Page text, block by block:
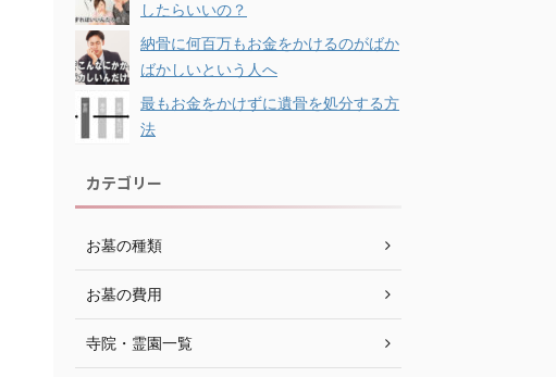
したらいいの？
納骨に何百万もお金をかけるのがばか
ばかしいという人へ
最もお金をかけずに遺骨を処分する方
法
カテゴリー
お墓の種類
お墓の費用
寺院・霊園一覧